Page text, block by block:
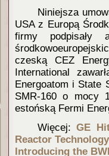
Niniejsza
USA z Europą
firmy podpisały
czeską CEZ
International
Energoatom i State
SMR-160 o mocy
estońską Fermi
Więcej:GE
Reactor
Introducing the